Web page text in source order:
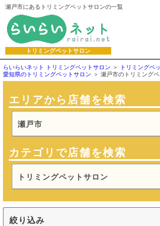
瀬戸市にあるトリミングペットサロンの一覧
トリミングペットサロン
らいらいネット トリミングペットサロン
トリミングペ
愛知県のトリミングペットサロン
瀬戸市のトリミング
エリアから店舗を検索
瀬戸市
カテゴリで店舗を検索
トリミングペットサロン
絞り込み